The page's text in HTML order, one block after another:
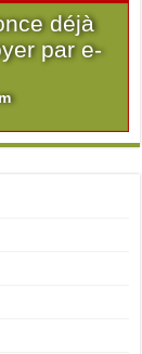
déjà
par e-